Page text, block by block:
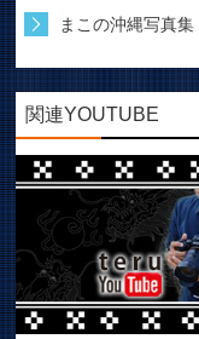
まこの沖縄写真集
関連YOUTUBE